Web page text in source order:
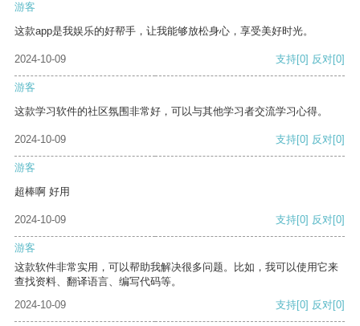
游客
这款app是我娱乐的好帮手，让我能够放松身心，享受美好时光。
2024-10-09 支持[0] 反对[0]
游客
这款学习软件的社区氛围非常好，可以与其他学习者交流学习心得。
2024-10-09 支持[0] 反对[0]
游客
超棒啊 好用
2024-10-09 支持[0] 反对[0]
游客
这款软件非常实用，可以帮助我解决很多问题。比如，我可以使用它来
查找资料、翻译语言、编写代码等。
2024-10-09
支持[0] 反对[0]